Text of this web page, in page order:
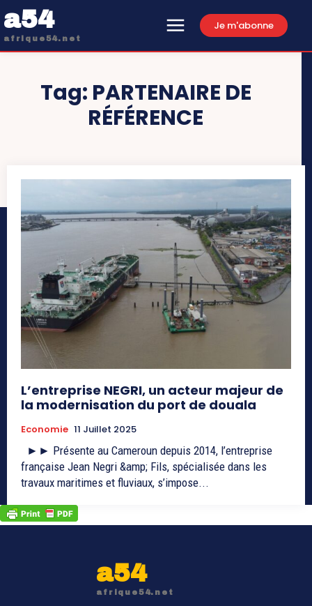
a54
afrique54.net
Je m'abonne
Tag: PARTENAIRE DE
RÉFÉRENCE
L’entreprise NEGRI, un acteur majeur de
la modernisation du port de douala
Economie 11 Juillet 2025
française Jean Negri &amp; Fils, spécialisée dans les
travaux maritimes et fluviaux, s’impose...
a54
afrique54.net